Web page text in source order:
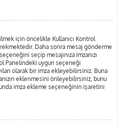
için öncelikle Kullanıcı Kontrol
Daha sonra mesaj gönderme
seçip mesajınıza imzanızı
Panelindeki uygun seçeneği
olarak bir imza ekleyebilirsiniz. Buna
eklenmesini önleyebilirsiniz, bunu
imza ekleme seçeneğinin işaretini